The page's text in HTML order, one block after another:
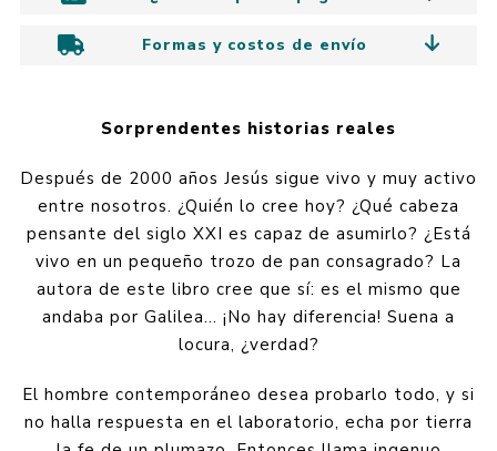
Formas y costos de envío
Sorprendentes historias reales
Después de 2000 años Jesús sigue vivo y muy activo
entre nosotros. ¿Quién lo cree hoy? ¿Qué cabeza
pensante del siglo XXI es capaz de asumirlo? ¿Está
vivo en un pequeño trozo de pan consagrado? La
autora de este libro cree que sí: es el mismo que
andaba por Galilea... ¡No hay diferencia! Suena a
locura, ¿verdad?
El hombre contemporáneo desea probarlo todo, y si
no halla respuesta en el laboratorio, echa por tierra